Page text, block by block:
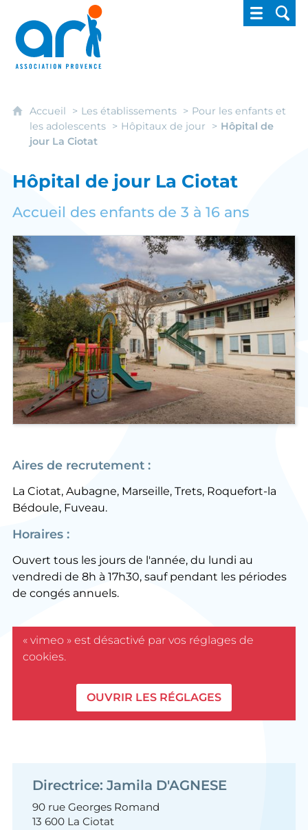
ARI - Association régionale pour
Accueil Les établissements
Pour les enfants et
les adolescents
Hôpitaux de jour
Hôpital de
jour La Ciotat
Hôpital de jour La Ciotat
Accueil des enfants de 3 à 16 ans
Aires de recrutement :
La Ciotat, Aubagne, Marseille, Trets, Roquefort-la
Bédoule, Fuveau.
Horaires :
Ouvert tous les jours de l'année, du lundi au
vendredi de 8h à 17h30, sauf pendant les périodes
de congés annuels.
« vimeo » est désactivé par vos réglages de
cookies.
OUVRIR LES RÉGLAGES
Directrice: Jamila D'AGNESE
90 rue Georges Romand
13 600 La Ciotat